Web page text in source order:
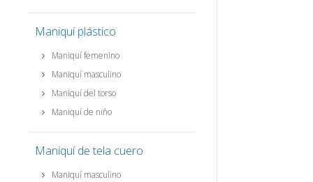
Maniquí plástico
Maniquí femenino
Maniquí masculino
Maniquí del torso
Maniquí de niño
Maniquí de tela cuero
Maniquí masculino